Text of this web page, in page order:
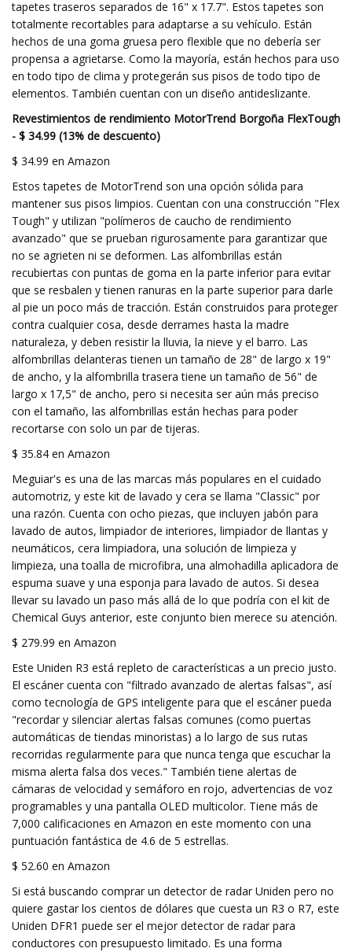
tapetes traseros separados de 16" x 17.7". Estos tapetes son
totalmente recortables para adaptarse a su vehículo. Están
hechos de una goma gruesa pero flexible que no debería ser
propensa a agrietarse. Como la mayoría, están hechos para uso
en todo tipo de clima y protegerán sus pisos de todo tipo de
elementos. También cuentan con un diseño antideslizante.
Revestimientos de rendimiento MotorTrend Borgoña FlexTough
- $ 34.99 (13% de descuento)
$ 34.99 en Amazon
Estos tapetes de MotorTrend son una opción sólida para
mantener sus pisos limpios. Cuentan con una construcción "Flex
Tough" y utilizan "polímeros de caucho de rendimiento
avanzado" que se prueban rigurosamente para garantizar que
no se agrieten ni se deformen. Las alfombrillas están
recubiertas con puntas de goma en la parte inferior para evitar
que se resbalen y tienen ranuras en la parte superior para darle
al pie un poco más de tracción. Están construidos para proteger
contra cualquier cosa, desde derrames hasta la madre
naturaleza, y deben resistir la lluvia, la nieve y el barro. Las
alfombrillas delanteras tienen un tamaño de 28" de largo x 19"
de ancho, y la alfombrilla trasera tiene un tamaño de 56" de
largo x 17,5" de ancho, pero si necesita ser aún más preciso
con el tamaño, las alfombrillas están hechas para poder
recortarse con solo un par de tijeras.
$ 35.84 en Amazon
Meguiar's es una de las marcas más populares en el cuidado
automotriz, y este kit de lavado y cera se llama "Classic" por
una razón. Cuenta con ocho piezas, que incluyen jabón para
lavado de autos, limpiador de interiores, limpiador de llantas y
neumáticos, cera limpiadora, una solución de limpieza y
limpieza, una toalla de microfibra, una almohadilla aplicadora de
espuma suave y una esponja para lavado de autos. Si desea
llevar su lavado un paso más allá de lo que podría con el kit de
Chemical Guys anterior, este conjunto bien merece su atención.
$ 279.99 en Amazon
Este Uniden R3 está repleto de características a un precio justo.
El escáner cuenta con "filtrado avanzado de alertas falsas", así
como tecnología de GPS inteligente para que el escáner pueda
"recordar y silenciar alertas falsas comunes (como puertas
automáticas de tiendas minoristas) a lo largo de sus rutas
recorridas regularmente para que nunca tenga que escuchar la
misma alerta falsa dos veces." También tiene alertas de
cámaras de velocidad y semáforo en rojo, advertencias de voz
programables y una pantalla OLED multicolor. Tiene más de
7,000 calificaciones en Amazon en este momento con una
puntuación fantástica de 4.6 de 5 estrellas.
$ 52.60 en Amazon
Si está buscando comprar un detector de radar Uniden pero no
quiere gastar los cientos de dólares que cuesta un R3 o R7, este
Uniden DFR1 puede ser el mejor detector de radar para
conductores con presupuesto limitado. Es una forma